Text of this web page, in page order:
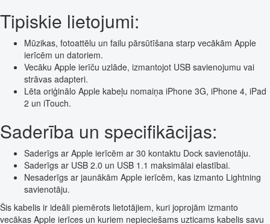
Tipiskie lietojumi:
Mūzikas, fotoattēlu un failu pārsūtīšana starp vecākām Apple
ierīcēm un datoriem.
Vecāku Apple ierīču uzlāde, izmantojot USB savienojumu vai
strāvas adapteri.
Lēta oriģinālo Apple kabeļu nomaiņa iPhone 3G, iPhone 4, iPad
2 un iTouch.
Saderība un specifikācijas:
Saderīgs ar Apple ierīcēm ar 30 kontaktu Dock savienotāju.
Saderīgs ar USB 2.0 un USB 1.1 maksimālai elastībai.
Nesaderīgs ar jaunākām Apple ierīcēm, kas izmanto Lightning
savienotāju.
Šis kabelis ir ideāli piemērots lietotājiem, kuri joprojām izmanto
vecākas Apple ierīces un kuriem nepieciešams uzticams kabelis savu